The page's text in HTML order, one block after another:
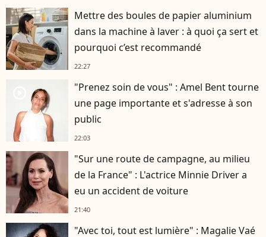
Mettre des boules de papier aluminium
dans la machine à laver : à quoi ça sert et
pourquoi c’est recommandé
22:27
"Prenez soin de vous" : Amel Bent tourne
une page importante et s'adresse à son
public
22:03
"Sur une route de campagne, au milieu
de la France" : L'actrice Minnie Driver a
eu un accident de voiture
21:40
"Avec toi, tout est lumière" : Magalie Vaé